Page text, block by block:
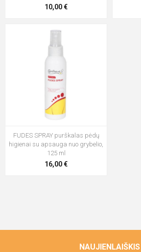
10,00 €
FUDES SPRAY purškalas pėdų
higienai su apsauga nuo grybelio,
125 ml
16,00 €
NAUJIENLAIŠKIS